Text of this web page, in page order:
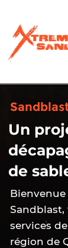
Un
de
Sandblast,
services
région de